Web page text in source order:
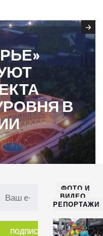
В
ФОТО И
ВИДЕО
РЕПОРТАЖИ